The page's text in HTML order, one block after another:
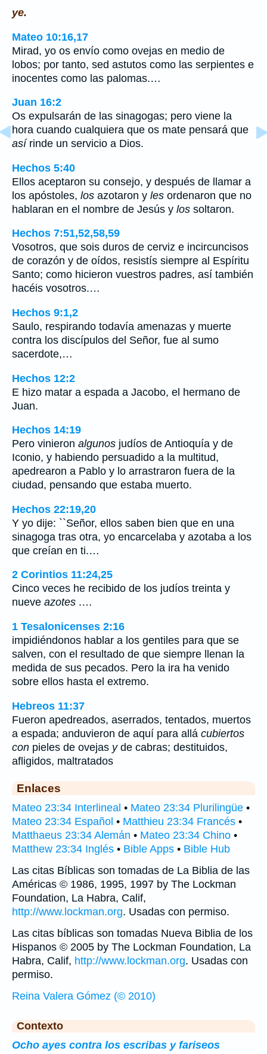
ye.
Mateo 10:16,17
Mirad, yo os envío como ovejas en medio de
lobos; por tanto, sed astutos como las serpientes e
inocentes como las palomas.…
Juan 16:2
Os expulsarán de las sinagogas; pero viene la
hora cuando cualquiera que os mate pensará que
asírinde un servicio a Dios.
Hechos 5:40
Ellos aceptaron su consejo, y después de llamar a
los apóstoles, los azotaron y les ordenaron que no
hablaran en el nombre de Jesús y los soltaron.
Hechos 7:51,52,58,59
Vosotros, que sois duros de cerviz e incircuncisos
de corazón y de oídos, resistís siempre al Espíritu
Santo; como hicieron vuestros padres, así también
hacéis vosotros.…
Hechos 9:1,2
Saulo, respirando todavía amenazas y muerte
contra los discípulos del Señor, fue al sumo
sacerdote,…
Hechos 12:2
E hizo matar a espada a Jacobo, el hermano de
Juan.
Hechos 14:19
Pero vinieron algunos judíos de Antioquía y de
Iconio, y habiendo persuadido a la multitud,
apedrearon a Pablo y lo arrastraron fuera de la
ciudad, pensando que estaba muerto.
Hechos 22:19,20
Y yo dije: ``Señor, ellos saben bien que en una
sinagoga tras otra, yo encarcelaba y azotaba a los
que creían en ti.…
2 Corintios 11:24,25
Cinco veces he recibido de los judíos treinta y
nueve azotes .…
1 Tesalonicenses 2:16
impidiéndonos hablar a los gentiles para que se
salven, con el resultado de que siempre llenan la
medida de sus pecados. Pero la ira ha venido
sobre ellos hasta el extremo.
Hebreos 11:37
Fueron apedreados, aserrados, tentados, muertos
a espada; anduvieron de aquí para allá cubiertos
con pieles de ovejas yde cabras; destituidos,
afligidos, maltratados
Enlaces
Mateo 23:34 Interlineal • Mateo 23:34 Plurilingüe •
Mateo 23:34 Español • Matthieu 23:34 Francés •
Matthaeus 23:34 Alemán • Mateo 23:34 Chino •
Matthew 23:34 Inglés • Bible Apps • Bible Hub
Las citas Bíblicas son tomadas de La Biblia de las
Américas © 1986, 1995, 1997 by The Lockman
Foundation, La Habra, Calif,
http://www.lockman.org. Usadas con permiso.
Las citas bíblicas son tomadas Nueva Biblia de los
Hispanos © 2005 by The Lockman Foundation, La
Habra, Calif, http://www.lockman.org. Usadas con
permiso.
Reina Valera Gómez (© 2010)
Contexto
Ocho ayes contra los escribas y fariseos